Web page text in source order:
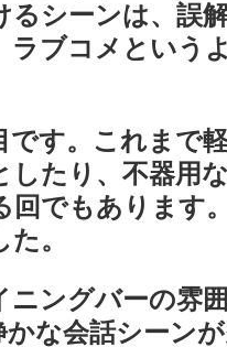
るシーンは、誤
ラブコメという
です。これまで
たり、不器用
回でもあります
。
ニングバーの雰
かな会話シーン